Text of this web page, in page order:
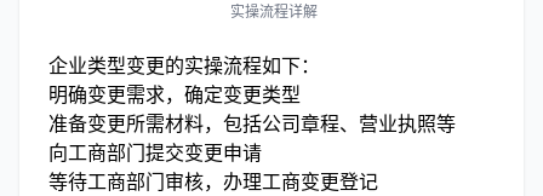
实操流程详解
企业类型变更的实操流程如下：
明确变更需求，确定变更类型
准备变更所需材料，包括公司章程、营业执照等
向工商部门提交变更申请
等待工商部门审核，办理工商变更登记